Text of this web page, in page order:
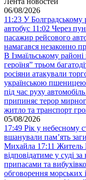
06/08/2026
11:23 У Болградському
автобус 11:02 Через
пасажир рейсового
намагався незаконно
В Ізмаїльському
героїня” трьом
росіяни атакували
українською
під час руху
припиняє терор
житло та транспорт
05/08/2026
17:49 Рік у небесному
вшанували пам’ять
Михайла 17:11 Житель
відповідатиме у суді
припасами та
обговорення морських